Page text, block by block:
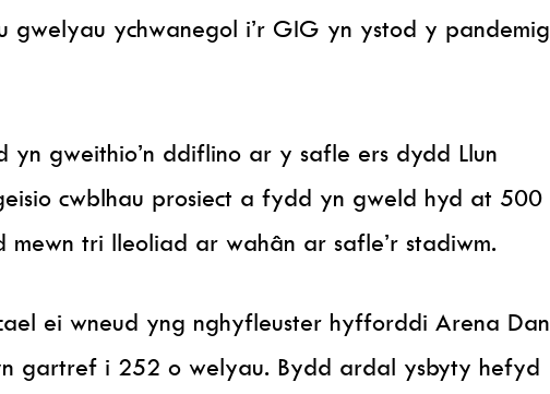
ychwanegol i’r GIG yn ystod y pandemig
gweithio’n ddiflino ar y safle ers dydd Llun
cwblhau prosiect a fydd yn gweld hyd at 500
mewn tri lleoliad ar wahân ar safle’r stadiwm.
ei wneud yng nghyfleuster hyfforddi Arena Dan
gartref i 252 o welyau. Bydd ardal ysbyty hefyd